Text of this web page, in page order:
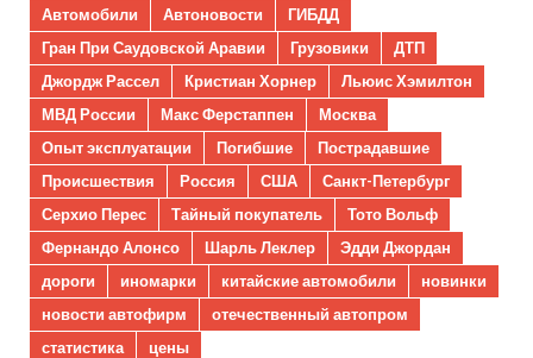
Автомобили
Автоновости
ГИБДД
Гран При Саудовской Аравии
Грузовики
ДТП
Джордж Рассел
Кристиан Хорнер
Льюис Хэмилтон
МВД России
Макс Ферстаппен
Москва
Опыт эксплуатации
Погибшие
Пострадавшие
Происшествия
Россия США
Санкт-Петербург
Серхио Перес
Тайный покупатель
Тото Вольф
Фернандо Алонсо
Шарль Леклер
Эдди Джордан
дороги
иномарки китайские автомобили
новинки
новости автофирм
отечественный автопром
статистика
цены